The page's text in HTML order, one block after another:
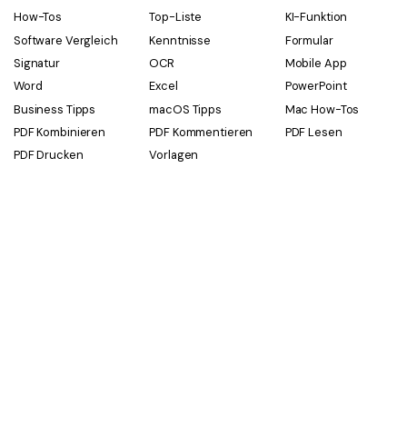
How-Tos Top-Liste
KI-Funktion
Software Vergleich
Kenntnisse
Formular
Signatur
OCR
Mobile App
Word
Excel
PowerPoint
Business Tipps
macOS Tipps
Mac How-Tos
PDF Kombinieren
PDF Kommentieren
PDF Lesen
PDF Drucken
Vorlagen